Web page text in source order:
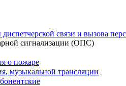
связи и вызова
сигнализации (ОПС)
о пожаре
музыкальной трансляции